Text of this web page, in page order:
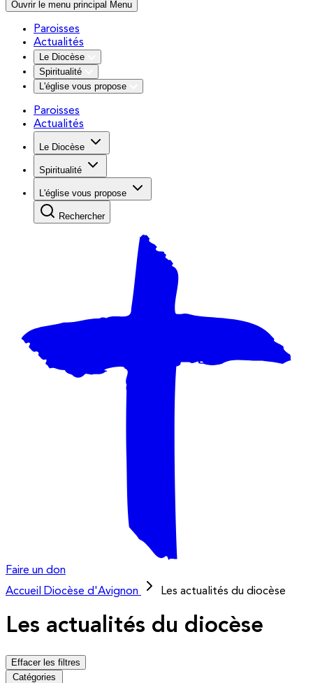
Ouvrir le menu principal Menu
Paroisses
Actualités
Le Diocèse
Spiritualité
L'église vous propose
Paroisses
Actualités
Le Diocèse
Spiritualité
L'église vous propose
Rechercher
Faire un don
Accueil
Diocèse d'Avignon Les actualités du diocèse
Les actualités du diocèse
Effacer les filtres
Catégories